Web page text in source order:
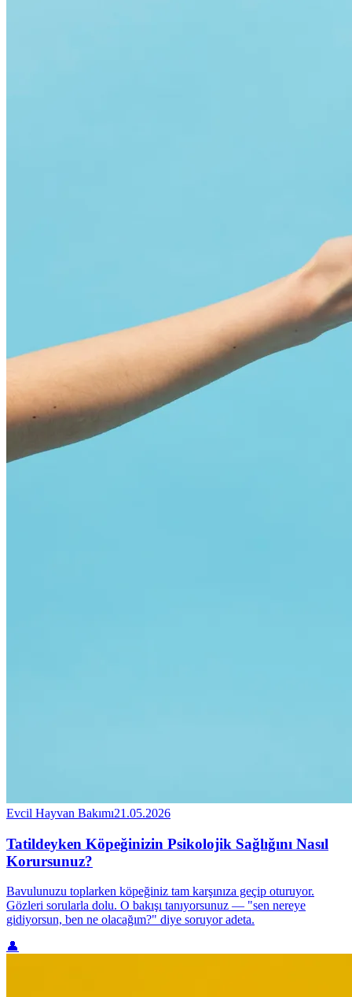
Evcil Hayvan Bakımı21.05.2026
Tatildeyken Köpeğinizin Psikolojik Sağlığını Nasıl
Korursunuz?
Bavulunuzu toplarken köpeğiniz tam karşınıza geçip oturuyor.
Gözleri sorularla dolu. O bakışı tanıyorsunuz — "sen nereye
gidiyorsun, ben ne olacağım?" diye soruyor adeta.
👤